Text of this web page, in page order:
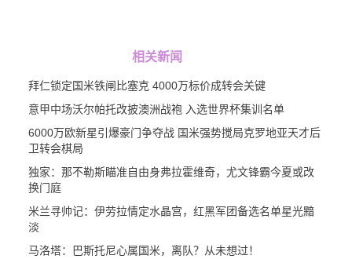
相关新闻
拜仁锁定国米铁闸比塞克 4000万标价成转会关键
意甲中场沃尔帕托改披澳洲战袍 入选世界杯集训名单
6000万欧新星引爆豪门争夺战 国米强势搅局克罗地亚天才后
卫转会棋局
独家：那不勒斯瞄准自由身弗拉霍维奇，尤文锋霸今夏或改
换门庭
米兰寻帅记：伊劳拉情定水晶宫，红黑军团备选名单星光黯
淡
马洛塔：巴斯托尼心属国米，离队？从未想过！